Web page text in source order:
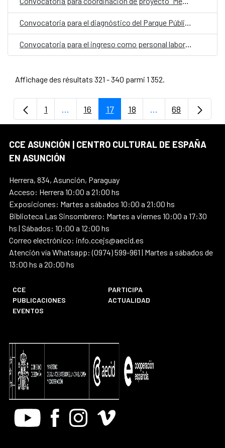
Convocatoria para el diagnóstico del Parque Público Bernardino Caballero para su rehabilitación
Convocatoria para el ingreso como personal laboral fijo en el Centro Cultural de España Juan de Salazar en Paraguay, con la categoría de Auxiliar Administrativo/a
Affichage des résultats 321 - 340 parmi 1 352.
Page
1 ...Pages intermédiaires Utilisez TAB pour
Page
16 Page
17 Page
18 ...PagesPage
68
CCE ASUNCIÓN | CENTRO CULTURAL DE ESPAÑA
EN ASUNCIÓN
Herrera, 834, Asunción, Paraguay
Acceso: Herrera 10:00 a 21:00 hs
Exposiciones: Martes a sábados 10:00 a 21:00 hs
Biblioteca Las Sinsombrero: Martes a viernes 10:00 a 17:30
hs | Sábados: 10:00 a 12:00 hs
Correo electrónico: info.ccejs@aecid.es
Atención vía Whatsapp: (0974) 599-961 | Martes a sábados de
13:00 hs a 20:00 hs
CCE
PARTICIPA
PUBLICACIONES
ACTUALIDAD
EVENTOS
Youtube FacebookInstagram
Vimeo